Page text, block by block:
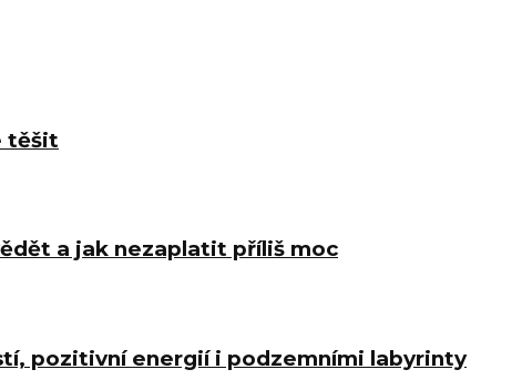
těšit
a jak nezaplatit příliš moc
pozitivní energií i podzemními labyrinty